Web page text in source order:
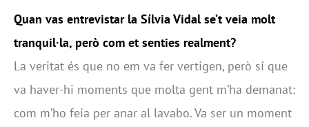
Quan vas entrevistar la Sílvia Vidal se’t veia molt
tranquil·la, però com et senties realment?
La veritat és que no em va fer vertigen, però sí que
va haver-hi moments que molta gent m’ha demanat:
com m’ho feia per anar al lavabo. Va ser un moment